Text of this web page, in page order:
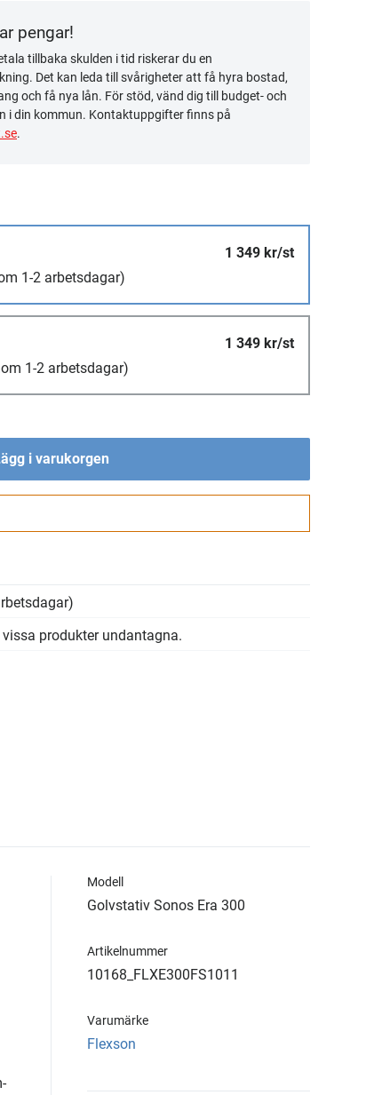
pengar!
tillbaka skulden i tid riskerar du en
Det kan leda till svårigheter att få hyra bostad,
och få nya lån. För stöd, vänd dig till budget- och
i din kommun. Kontaktuppgifter finns på
.
1 349 kr/st
1-2 arbetsdagar)
1 349 kr/st
1-2 arbetsdagar)
i varukorgen
produkter undantagna.
Modell
Golvstativ Sonos Era 300
Artikelnummer
10168_FLXE300FS1011
Varumärke
Flexson